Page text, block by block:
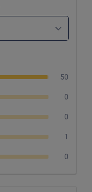
50
0
0
1
0